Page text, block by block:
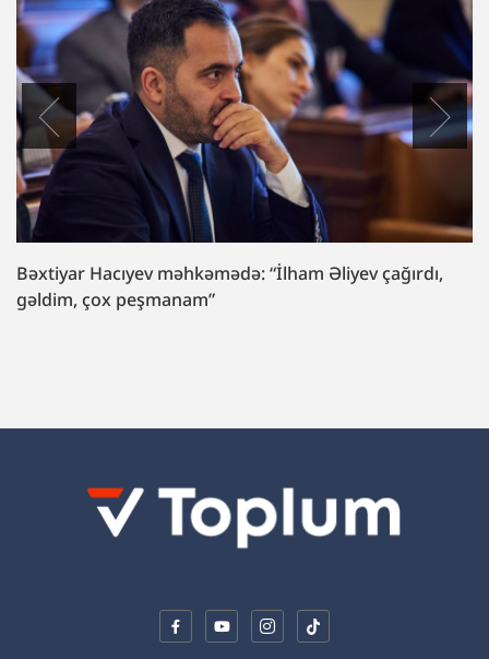
Bəxtiyar Hacıyev məhkəmədə: “İlham Əliyev çağırdı,
gəldim, çox peşmanam”